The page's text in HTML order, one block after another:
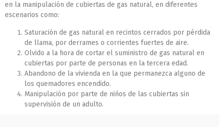
en la manipulación de cubiertas de gas natural, en diferentes
escenarios como:
Saturación de gas natural en recintos cerrados por pérdida
de llama, por derrames o corrientes fuertes de aire.
Olvido a la hora de cortar el suministro de gas natural en
cubiertas por parte de personas en la tercera edad.
Abandono de la vivienda en la que permanezca alguno de
los quemadores encendido.
Manipulación por parte de niños de las cubiertas sin
supervisión de un adulto.